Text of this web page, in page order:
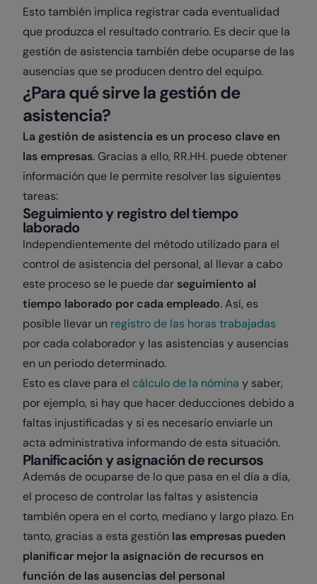
Esto también implica registrar cada eventualidad
que produzca el resultado contrario. Es decir que la
gestión de asistencia también debe ocuparse de las
ausencias que se producen dentro del equipo.
¿Para qué sirve la gestión de
asistencia?
La gestión de asistencia es un proceso clave en
las empresas. Gracias a ello, RR.HH. puede obtener
información que le permite resolver las siguientes
tareas:
Seguimiento y registro del tiempo
laborado
Independientemente del método utilizado para el
control de asistencia del personal, al llevar a cabo
este proceso se le puede dar seguimiento al
tiempo laborado por cada empleado. Así, es
posible llevar un registro de las horas trabajadas
por cada colaborador y las asistencias y ausencias
en un periodo determinado.
Esto es clave para el cálculo de la nómina y saber,
por ejemplo, si hay que hacer deducciones debido a
faltas injustificadas y si es necesario enviarle un
acta administrativa informando de esta situación.
Planificación y asignación de recursos
Además de ocuparse de lo que pasa en el día a día,
el proceso de controlar las faltas y asistencia
también opera en el corto, mediano y largo plazo. En
tanto, gracias a esta gestión las empresas pueden
planificar mejor la asignación de recursos en
función de las ausencias del personal